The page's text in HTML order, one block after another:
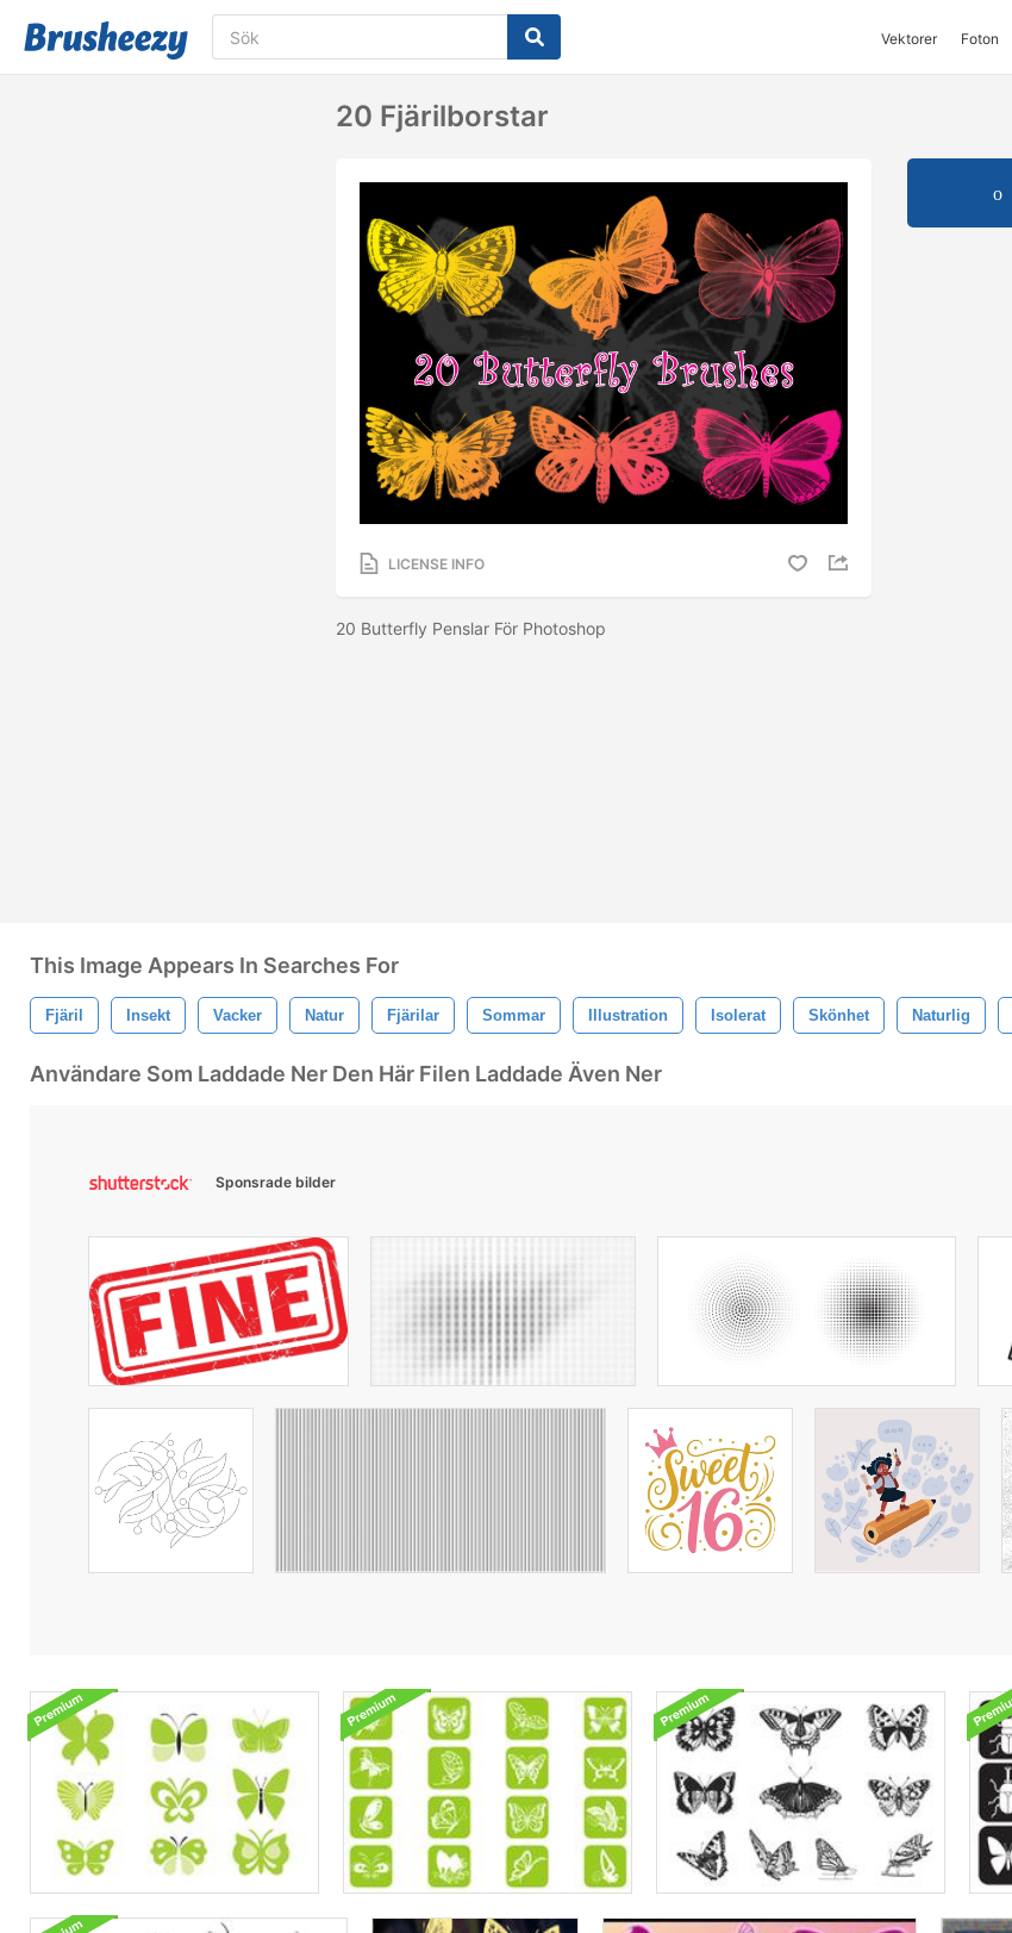
Vektorer Foton
20 Fjärilborstar
LICENSE INFO
20 Butterfly Penslar För Photoshop
This Image Appears In Searches For
Fjäril Insekt Vacker Natur Fjärilar Sommar Illustration Isolerat Skönhet Naturlig
Användare Som Laddade Ner Den Här Filen Laddade Även Ner
Sponsrade bilder